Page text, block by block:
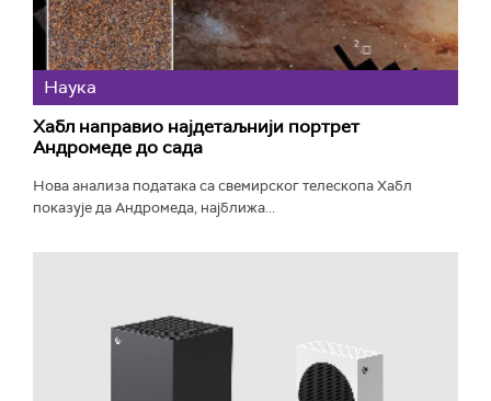
Наука
Хабл направио најдетаљнији портрет
Андромеде до сада
Нова анализа података са свемирског телескопа Хабл
показује да Андромеда, најближа...